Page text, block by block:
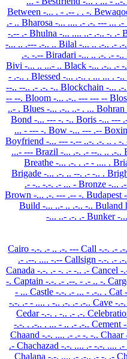
Between -... . - .-- . . -.
.- .. Bharosa -... .... .- .-. --- ... .-
-.-- .- Bhulna -... .... ..- .-.. -. .-
-... .. .--- .-.. .. Bilal -... .. .-.. .- .-
.-. -.-- Biradari -... .. .-. .- -..
Bivi -... .. ...- .. Black -... .-.. .- -
- .-.. . Blessed -... .-.. . ... ... . -..
--.. --.. .- .-. -.. Blockchain -... .-
-- --. Bloom -... .-.. --- --- --
..- . Blues -... .-.. ..- . ... Bohran
Bond -... --- -. -.. Boris -... ---
... - --- -. Bow -... --- .--
Boyfriend -... --- -.-- ..-. .-. .. . -.
...- --- Brazil -... .-. .- --.. .. .-..
Breathe -... .-. . .- - .... .
Brigade -... .-. .. --. .- -.. .
.- -.. -.-. .- ... - Bronze -...
Brown -... .-. --- .-- -. Budapest
Build -... ..- .. .-.. -.. Buland
Bunker-
-... ..- .-. .-
Cairo -.-. .- .. .-. --- Call -.-. .- .-
.- .--. .... -.-- Callsign -.-. .- .-
Canada -.-. .- -. .- -.. .- Cancel -
-. Captain -.-. .- .--. - .- .. -.
- ... Castle -.-. .- ... - .-.. . Cat
-.-. .- - .... . -.. .-. .- .-.. Cave -.-
Cedar-.-. . -.. .- .-.
-.-. . .-.. . ... - .. .- .-.. Cement
Chaand -.-. .... .- .- -. -.. Chaar
.- Chachazad -.-. .... .- -.-. .... .-
Chalana -.-. .... .- .-.. .- -. .-